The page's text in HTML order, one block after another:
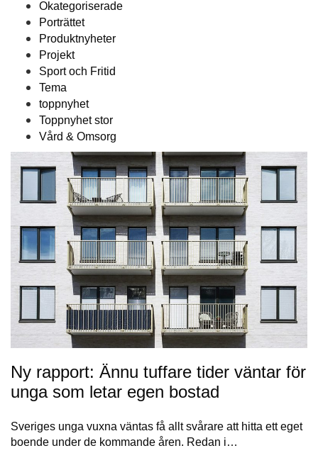
Okategoriserade
Porträttet
Produktnyheter
Projekt
Sport och Fritid
Tema
toppnyhet
Toppnyhet stor
Vård & Omsorg
Ny rapport: Ännu tuffare tider väntar för
unga som letar egen bostad
Sveriges unga vuxna väntas få allt svårare att hitta ett eget
boende under de kommande åren. Redan i…